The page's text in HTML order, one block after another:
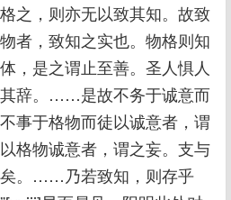
之，则亦无以致其知。故致
者，致知之实也。物格则知
，是之谓止至善。圣人惧人
辞。……是故不务于诚意而
事于格物而徒以诚意者，谓
格物诚意者，谓之妄。支与
。……乃若致知，则存乎